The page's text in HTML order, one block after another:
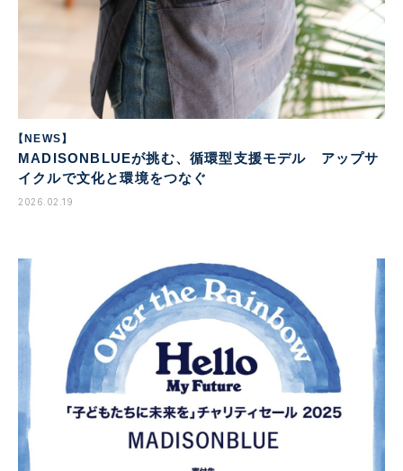
【NEWS】
MADISONBLUEが挑む、循環型支援モデル アップサ
イクルで文化と環境をつなぐ
2026.02.19